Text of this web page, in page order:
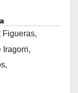
Figueras,
Iragorri,
,